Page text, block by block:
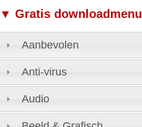
▼ Gratis downloadmenu
Aanbevolen
Anti-virus
Audio